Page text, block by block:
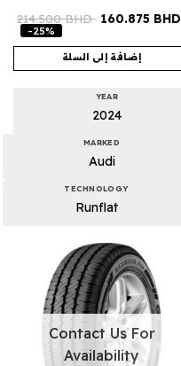
214.500BHD 160.875 BHD
-25%
إضافة إلى السلة
YEAR
2024
MARKED
Audi
TECHNOLOGY
Runflat
Contact Us For
Availability